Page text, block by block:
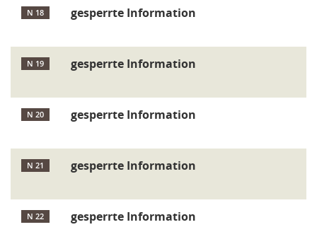
N 18 gesperrte Information
N 19 gesperrte Information
N 20 gesperrte Information
N 21 gesperrte Information
N 22 gesperrte Information